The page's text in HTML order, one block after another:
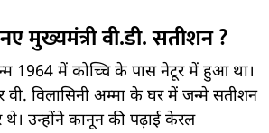
मुख्यमंत्री वी.डी. सतीशन ?
1964 में कोच्चि के पास नेटूर में हुआ था।
विलासिनी अम्मा के घर में जन्मे सतीशन
उन्होंने कानून की पढ़ाई केरल